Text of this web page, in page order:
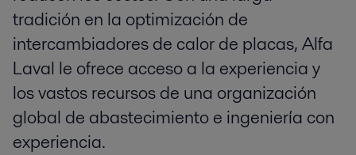
tradición en la optimización de
intercambiadores de calor de placas, Alfa
Laval le ofrece acceso a la experiencia y
los vastos recursos de una organización
global de abastecimiento e ingeniería con
experiencia.